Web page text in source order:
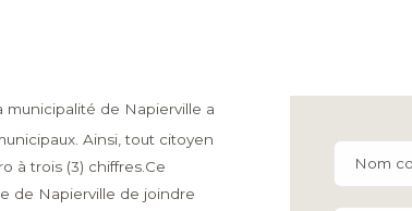
municipalité de Napierville a
Ainsi, tout citoyen
à trois (3) chiffres.Ce
de Napierville de joindre
Nom